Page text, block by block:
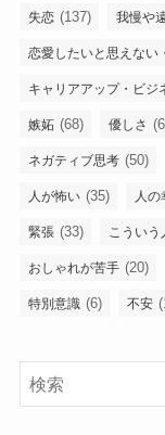
失恋 (137) 我慢や
恋愛したいと思えない
キャリアアップ・ビジ
嫉妬 (68) 優しさ
ネガティブ思考 (50)
人が怖い (35) 人
緊張 (33) こういう
おしゃれが苦手 (20)
特別意識 (6) 不安